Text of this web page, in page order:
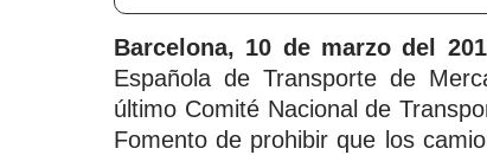
Barcelona, 10 de marzo del
Española de Transporte de
último Comité Nacional de
Fomento de prohibir que los